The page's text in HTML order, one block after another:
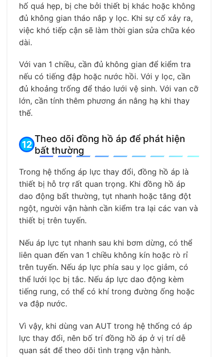
hố quá hẹp, bị che bởi thiết bị khác hoặc không
đủ không gian tháo nắp y lọc. Khi sự cố xảy ra,
việc khó tiếp cận sẽ làm thời gian sửa chữa kéo
dài.
Với van 1 chiều, cần đủ không gian để kiểm tra
nếu có tiếng đập hoặc nước hồi. Với y lọc, cần
đủ khoảng trống để tháo lưới vệ sinh. Với van cỡ
lớn, cần tính thêm phương án nâng hạ khi thay
thế.
Theo dõi đồng hồ áp để phát hiện
bất thường
Trong hệ thống áp lực thay đổi, đồng hồ áp là
thiết bị hỗ trợ rất quan trọng. Khi đồng hồ áp
dao động bất thường, tụt nhanh hoặc tăng đột
ngột, người vận hành cần kiểm tra lại các van và
thiết bị trên tuyến.
Nếu áp lực tụt nhanh sau khi bơm dừng, có thể
liên quan đến van 1 chiều không kín hoặc rò rỉ
trên tuyến. Nếu áp lực phía sau y lọc giảm, có
thể lưới lọc bị tắc. Nếu áp lực dao động kèm
tiếng rung, có thể có khí trong đường ống hoặc
va đập nước.
Vì vậy, khi dùng van AUT trong hệ thống có áp
lực thay đổi, nên bố trí đồng hồ áp ở vị trí dễ
quan sát để theo dõi tình trạng vận hành.